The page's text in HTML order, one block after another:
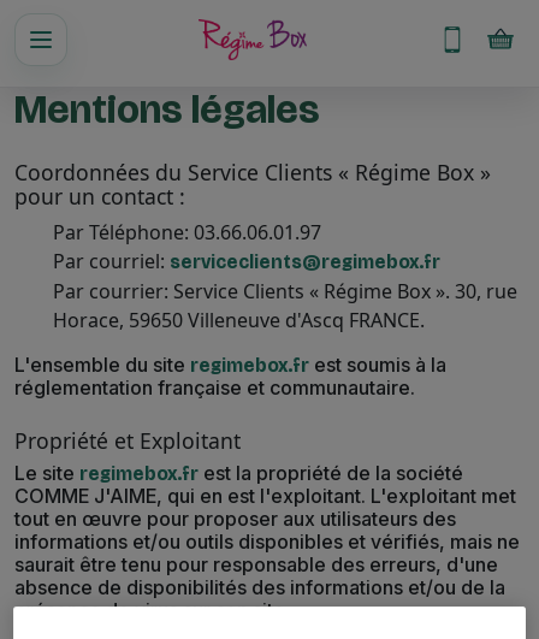
Mentions légales
Coordonnées du Service Clients « Régime Box »
pour un contact :
Par Téléphone: 03.66.06.01.97
Par courriel: serviceclients@regimebox.fr
Par courrier: Service Clients « Régime Box ». 30, rue
Horace, 59650 Villeneuve d'Ascq FRANCE.
L'ensemble du site regimebox.fr est soumis à la
réglementation française et communautaire.
Propriété et Exploitant
Le site regimebox.fr est la propriété de la société
COMME J'AIME, qui en est l'exploitant. L'exploitant met
tout en œuvre pour proposer aux utilisateurs des
informations et/ou outils disponibles et vérifiés, mais ne
saurait être tenu pour responsable des erreurs, d'une
absence de disponibilités des informations et/ou de la
présence de virus sur son site.